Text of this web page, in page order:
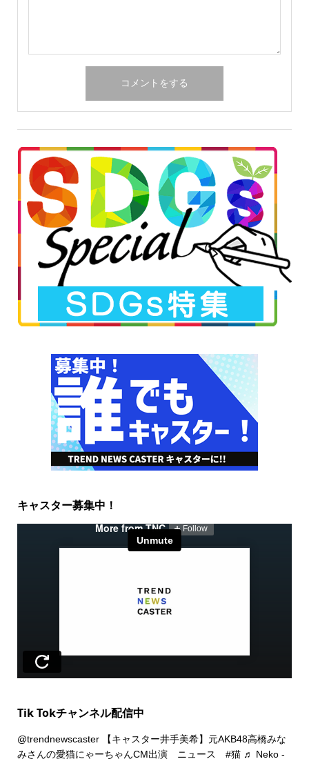
キャスター募集中！
Tik Tokチャンネル配信中
@trendnewscaster【キャスター井手美希】元AKB48高橋みな
みさんの愛猫にゃーちゃんCM出演 ニュース #猫 ♬ Neko -